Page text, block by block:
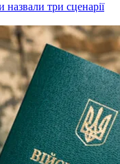
три сценарії